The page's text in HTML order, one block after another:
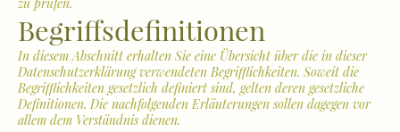
Begriffsdefinitionen
In diesem Abschnitt erhalten Sie eine Übersicht über die in dieser
Datenschutzerklärung verwendeten Begrifflichkeiten. Soweit die
Begrifflichkeiten gesetzlich definiert sind, gelten deren gesetzliche
Definitionen. Die nachfolgenden Erläuterungen sollen dagegen vor
allem dem Verständnis dienen.